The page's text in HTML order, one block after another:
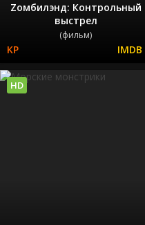
Zомбилэнд: Контрольный
выстрел
(фильм)
HD